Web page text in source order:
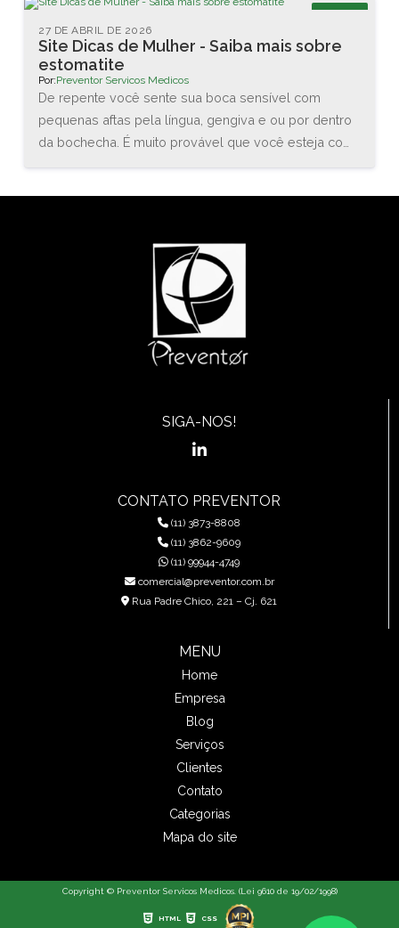
mínimo do Fator de Proteção Solar (FPS), que vai
aumentar de 2 para 6, e na proteção contra os raios
UVA, que agora terá que ser de no mínimo 1/3 do
valor do FPS declarado.
Site Dicas de Mulher - Saiba mais sobre
estomatite
27 DE ABRIL DE 2026
Por:Preventor Servicos Medicos
De repente você sente sua boca sensível com
pequenas aftas pela língua, gengiva e ou por dentro
da bochecha. É muito provável que você esteja com
estruturas da cavidade oral (boca) e orofaringe, que
pode envolver a região das bochechas, gengivas,
língua, lábios, garganta, ou assoalho da boca.”
SIGA-NOS!
CONTATO PREVENTOR
(11) 3873-8808
(11) 3862-9609
(11) 99944-4749
comercial@preventor.com.br
Rua Padre Chico, 221 – Cj. 621
MENU
Home
Empresa
Blog
Serviços
Clientes
Contato
Categorias
Mapa do site
Copyright © Preventor Servicos Medicos. (Lei 9610 de 19/02/1998)
HTML CSS